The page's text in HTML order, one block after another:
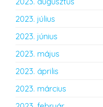
2023. július
2023. június
2023. május
2023. április
2023. március